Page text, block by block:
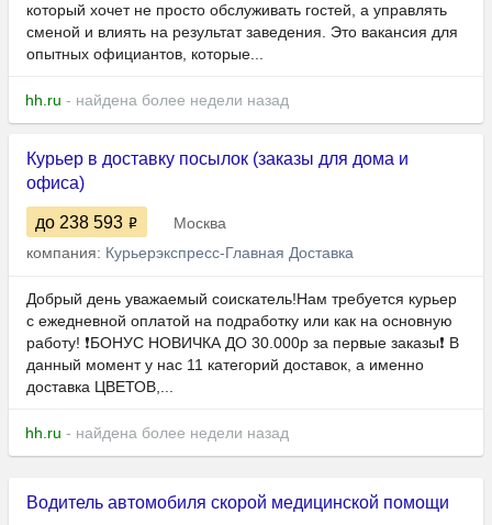
который хочет не просто обслуживать гостей, а управлять
сменой и влиять на результат заведения. Это вакансия для
опытных официантов, которые...
hh.ru - найдена более недели назад
Курьер в доставку посылок (заказы для дома и
офиса)
до 238 593
Москва
компания: Курьерэкспресс-Главная Доставка
Добрый день уважаемый соискатель!Нам требуется курьер
с ежедневной оплатой на подработку или как на основную
работу! ❗️БОНУС НОВИЧКА ДО 30.000р за первые заказы❗️ В
данный момент у нас 11 категорий доставок, а именно
доставка ЦВЕТОВ,...
hh.ru - найдена более недели назад
Водитель автомобиля скорой медицинской помощи